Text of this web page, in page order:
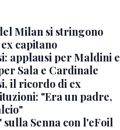
Milan si stringono
capitano
applausi per Maldini e
Sala e Cardinale
il ricordo di ex
"Era un padre,
Senna con l'eFoil